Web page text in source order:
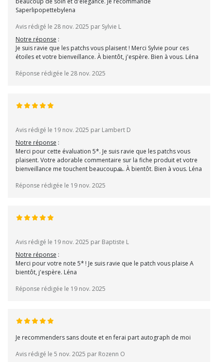
Saperlipopettebylena
Avis rédigé le 28 nov. 2025 par Sylvie L
Notre réponse :
Je suis ravie que les patchs vous plaisent ! Merci Sylvie pour ces
étoiles et votre bienveillance. À bientôt, j'espère. Bien à vous. Léna
Réponse rédigée le 28 nov. 2025
Avis rédigé le 19 nov. 2025 par Lambert D
Notre réponse :
Merci pour cette évaluation 5*. Je suis ravie que les patchs vous
plaisent. Votre adorable commentaire sur la fiche produit et votre
bienveillance me touchent beaucoup🙏. À bientôt. Bien à vous. Léna
Réponse rédigée le 19 nov. 2025
Avis rédigé le 19 nov. 2025 par Baptiste L
Notre réponse :
Merci pour votre note 5* ! Je suis ravie que le patch vous plaise A
bientôt, j'espère. Léna
Réponse rédigée le 19 nov. 2025
Je recommenders sans doute et en ferai part autograph de moi
Avis rédigé le 5 nov. 2025 par Rozenn O